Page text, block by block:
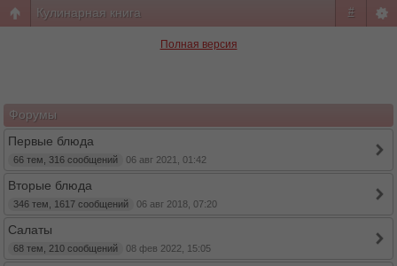
#
Кулинарная книга
Полная версия
Форумы
Первые блюда
66 тем, 316 сообщений 06 авг 2021, 01:42
Вторые блюда
346 тем, 1617 сообщений 06 авг 2018, 07:20
Салаты
68 тем, 210 сообщений 08 фев 2022, 15:05